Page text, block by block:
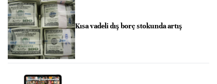
Kısa vadeli dış borç stokunda artış